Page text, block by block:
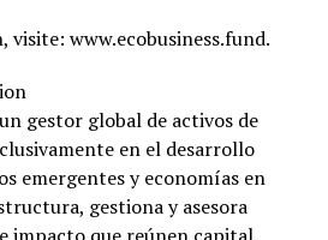
visite: www.ecobusiness.fund.
gestor global de activos de
en el desarrollo
emergentes y economías en
gestiona y asesora